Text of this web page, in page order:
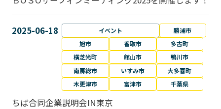
2025-06-18 イベント
勝浦市
旭市
香取市
多古町
横芝光町
館山市
鴨川市
南房総市
いすみ市
大多喜町
木更津市
富津市 千葉県
ちば合同企業説明会IN東京